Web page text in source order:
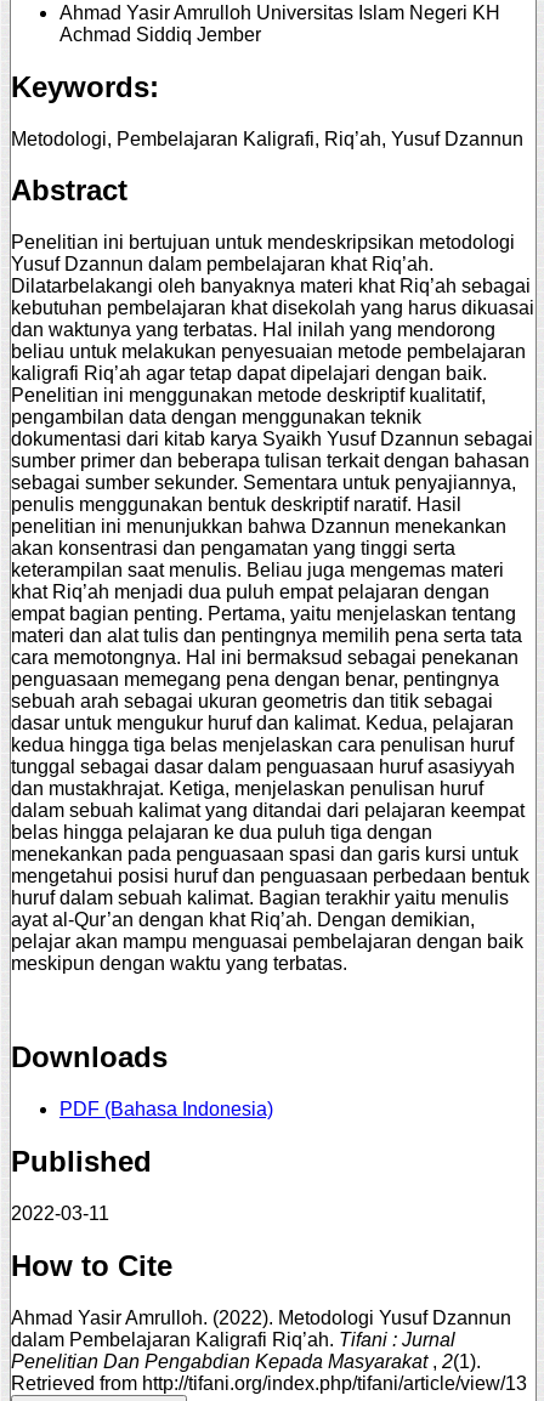
Ahmad Yasir Amrulloh Universitas Islam Negeri KH
Achmad Siddiq Jember
Keywords:
Metodologi, Pembelajaran Kaligrafi, Riq’ah, Yusuf Dzannun
Abstract
Penelitian ini bertujuan untuk mendeskripsikan metodologi
Yusuf Dzannun dalam pembelajaran khat Riq’ah.
Dilatarbelakangi oleh banyaknya materi khat Riq’ah sebagai
kebutuhan pembelajaran khat disekolah yang harus dikuasai
dan waktunya yang terbatas. Hal inilah yang mendorong
beliau untuk melakukan penyesuaian metode pembelajaran
kaligrafi Riq’ah agar tetap dapat dipelajari dengan baik.
Penelitian ini menggunakan metode deskriptif kualitatif,
pengambilan data dengan menggunakan teknik
dokumentasi dari kitab karya Syaikh Yusuf Dzannun sebagai
sumber primer dan beberapa tulisan terkait dengan bahasan
sebagai sumber sekunder. Sementara untuk penyajiannya,
penulis menggunakan bentuk deskriptif naratif. Hasil
penelitian ini menunjukkan bahwa Dzannun menekankan
akan konsentrasi dan pengamatan yang tinggi serta
keterampilan saat menulis. Beliau juga mengemas materi
khat Riq’ah menjadi dua puluh empat pelajaran dengan
empat bagian penting. Pertama, yaitu menjelaskan tentang
materi dan alat tulis dan pentingnya memilih pena serta tata
cara memotongnya. Hal ini bermaksud sebagai penekanan
penguasaan memegang pena dengan benar, pentingnya
sebuah arah sebagai ukuran geometris dan titik sebagai
dasar untuk mengukur huruf dan kalimat. Kedua, pelajaran
kedua hingga tiga belas menjelaskan cara penulisan huruf
tunggal sebagai dasar dalam penguasaan huruf asasiyyah
dan mustakhrajat. Ketiga, menjelaskan penulisan huruf
dalam sebuah kalimat yang ditandai dari pelajaran keempat
belas hingga pelajaran ke dua puluh tiga dengan
menekankan pada penguasaan spasi dan garis kursi untuk
mengetahui posisi huruf dan penguasaan perbedaan bentuk
huruf dalam sebuah kalimat. Bagian terakhir yaitu menulis
ayat al-Qur’an dengan khat Riq’ah. Dengan demikian,
pelajar akan mampu menguasai pembelajaran dengan baik
meskipun dengan waktu yang terbatas.
Downloads
PDF (Bahasa Indonesia)
Published
2022-03-11
How to Cite
Ahmad Yasir Amrulloh. (2022). Metodologi Yusuf Dzannun
dalam Pembelajaran Kaligrafi Riq’ah. Tifani : Jurnal
Penelitian Dan Pengabdian Kepada Masyarakat , 2(1).
Retrieved from http://tifani.org/index.php/tifani/article/view/13